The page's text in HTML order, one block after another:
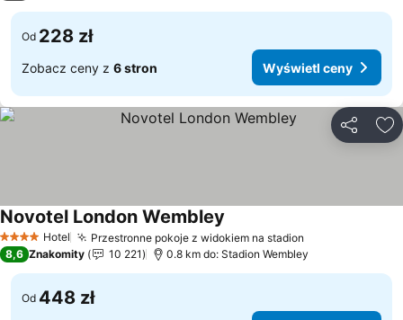
Od 228 zł
Zobacz ceny z 6 stron Wyświetl ceny
4 KategoriaHotel Przestronne pokoje z widokiem na stadion
Novotel London Wembley
8,6 Znakomity 10 221 0.8 km do: Stadion Wembley
Od 448 zł